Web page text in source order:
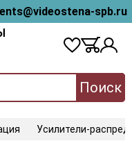
spb.ru
Поиск
Усилители-